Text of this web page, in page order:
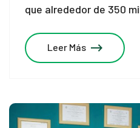
que alrededor de 350
Leer Más